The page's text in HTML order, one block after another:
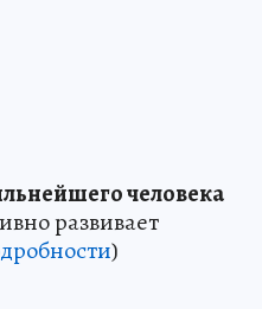
человека
развивает
)